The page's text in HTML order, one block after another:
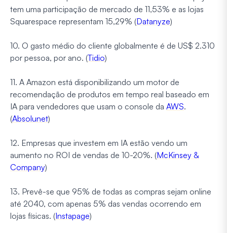
tem uma participação de mercado de 11,53% e as lojas
Squarespace representam 15,29% (Datanyze)
10. O gasto médio do cliente globalmente é de US$ 2.310
por pessoa, por ano. (Tidio)
11. A Amazon está disponibilizando um motor de
recomendação de produtos em tempo real baseado em
IA para vendedores que usam o console da AWS.
(Absolunet)
12. Empresas que investem em IA estão vendo um
aumento no ROI de vendas de 10-20%. (McKinsey &
Company)
13. Prevê-se que 95% de todas as compras sejam online
até 2040, com apenas 5% das vendas ocorrendo em
lojas físicas. (Instapage)